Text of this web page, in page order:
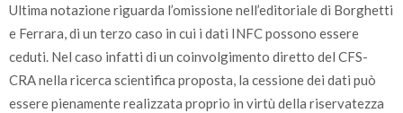
Ultima notazione riguarda l’omissione nell’editoriale di Borghetti
e Ferrara, di un terzo caso in cui i dati INFC possono essere
ceduti. Nel caso infatti di un coinvolgimento diretto del CFS-
CRA nella ricerca scientifica proposta, la cessione dei dati può
essere pienamente realizzata proprio in virtù della riservatezza